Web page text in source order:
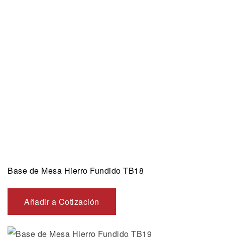
Base de Mesa Hierro Fundido TB18
Añadir a Cotización